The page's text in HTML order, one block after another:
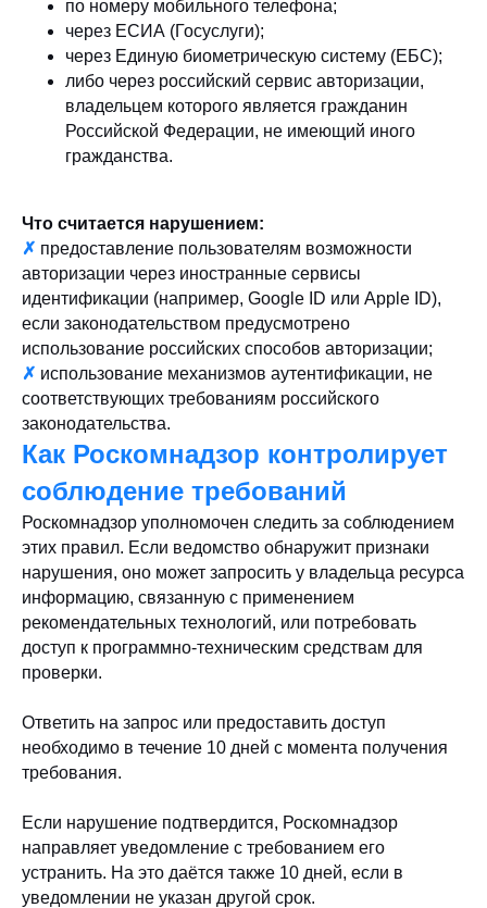
по номеру мобильного телефона;
через ЕСИА (Госуслуги);
через Единую биометрическую систему (ЕБС);
либо через российский сервис авторизации,
владельцем которого является гражданин
Российской Федерации, не имеющий иного
гражданства.
Что считается нарушением:
✗ предоставление пользователям возможности
авторизации через иностранные сервисы
идентификации (например, Google ID или Apple ID),
если законодательством предусмотрено
использование российских способов авторизации;
✗ использование механизмов аутентификации, не
соответствующих требованиям российского
законодательства.
Как Роскомнадзор контролирует
соблюдение требований
Роскомнадзор уполномочен следить за соблюдением
этих правил. Если ведомство обнаружит признаки
нарушения, оно может запросить у владельца ресурса
информацию, связанную с применением
рекомендательных технологий, или потребовать
доступ к программно-техническим средствам для
проверки.
Ответить на запрос или предоставить доступ
необходимо в течение 10 дней с момента получения
требования.
Если нарушение подтвердится, Роскомнадзор
направляет уведомление с требованием его
устранить. На это даётся также 10 дней, если в
уведомлении не указан другой срок.